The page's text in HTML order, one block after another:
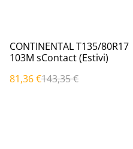
%
CONTINENTAL T135/80R17
103M sContact (Estivi)
81,36 €143,35 €